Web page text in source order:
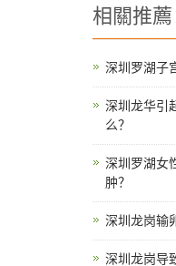
相關推薦
深圳罗湖子
深圳龙华引
么？
深圳罗湖女
肿？
深圳龙岗输
深圳龙岗导